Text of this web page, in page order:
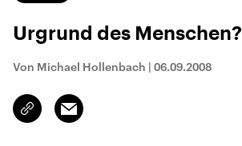
Urgrund des Menschen?
Von Michael Hollenbach | 06.09.2008
Link
kopieren/teilen
Email